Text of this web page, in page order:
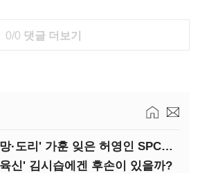
0/0 댓글 더보기
(토마토칼럼)'덕망·도리' 가훈 잊은 허영인 SPC그룹 회장
신' 김시습에겐 후손이 있을까?